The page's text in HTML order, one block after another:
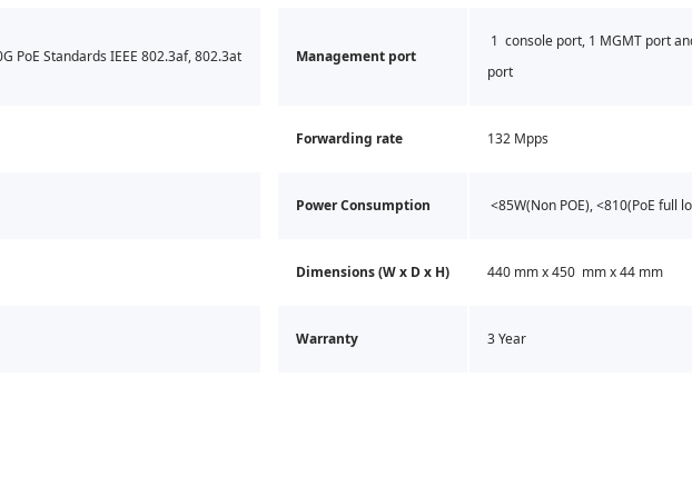
PoE Standards IEEE 802.3af, 802.3at Management port
1 console port, 1 MGMT port
port
Forwarding rate 132 Mpps
Power Consumption <85W(Non POE), <810(PoE full
Dimensions (W x D x H) 440 mm x 450 mm x 44 mm
Warranty 3 Year